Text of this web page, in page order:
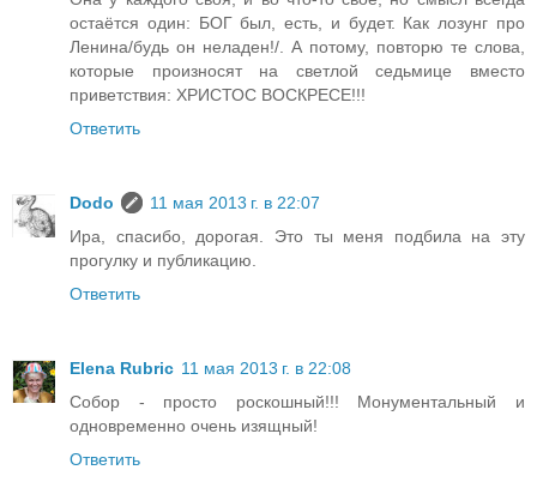
остаётся один: БОГ был, есть, и будет. Как лозунг про
Ленина/будь он неладен!/. А потому, повторю те слова,
которые произносят на светлой седьмице вместо
приветствия: ХРИСТОС ВОСКРЕСЕ!!!
Ответить
Dodo
11 мая 2013 г. в 22:07
Ира, спасибо, дорогая. Это ты меня подбила на эту
прогулку и публикацию.
Ответить
Elena Rubric 11 мая 2013 г. в 22:08
Собор - просто роскошный!!! Монументальный и
одновременно очень изящный!
Ответить